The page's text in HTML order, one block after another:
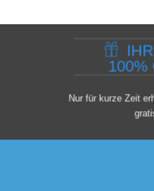
100%
Nur für kurze Zeit